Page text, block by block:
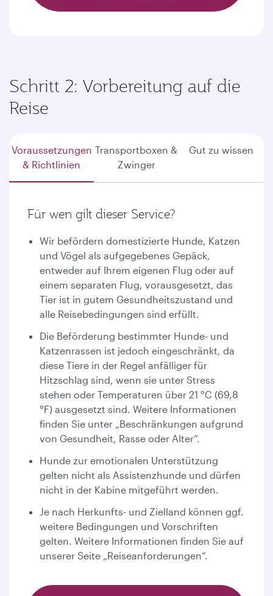
Schritt 2: Vorbereitung auf die
Reise
Voraussetzungen
& Richtlinien
Transportboxen &
Zwinger
Gut zu wissen
Für wen gilt dieser Service?
Wir befördern domestizierte Hunde, Katzen
und Vögel als aufgegebenes Gepäck,
entweder auf Ihrem eigenen Flug oder auf
einem separaten Flug, vorausgesetzt, das
Tier ist in gutem Gesundheitszustand und
alle Reisebedingungen sind erfüllt.
Die Beförderung bestimmter Hunde- und
Katzenrassen ist jedoch eingeschränkt, da
diese Tiere in der Regel anfälliger für
Hitzschlag sind, wenn sie unter Stress
stehen oder Temperaturen über 21 °C (69,8
°F) ausgesetzt sind. Weitere Informationen
finden Sie unter „Beschränkungen aufgrund
von Gesundheit, Rasse oder Alter“.
Hunde zur emotionalen Unterstützung
gelten nicht als Assistenzhunde und dürfen
nicht in der Kabine mitgeführt werden.
Je nach Herkunfts- und Zielland können ggf.
weitere Bedingungen und Vorschriften
gelten. Weitere Informationen finden Sie auf
unserer Seite „Reiseanforderungen“.